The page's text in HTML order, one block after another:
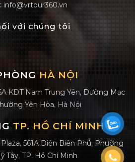
info@vrtour360.vn
với chúng tôi
HÀ NỘI
KĐT Nam Trung Yên, Đường Mạc
Yên Hòa, Hà Nội
TP. HỒ CHÍ MINH
561A Điện Biên Phủ, Phường
Tây, TP. Hồ Chí Minh